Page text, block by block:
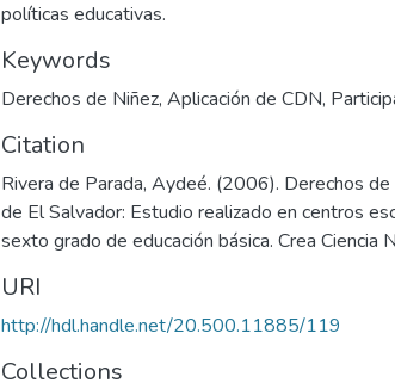
políticas educativas.
Keywords
Derechos de Niñez, Aplicación de CDN,
Citation
Rivera de Parada, Aydeé. (2006). Derechos
de El Salvador: Estudio realizado en centros
sexto grado de educación básica. Crea
URI
http://hdl.handle.net/20.500.11885/119
Collections